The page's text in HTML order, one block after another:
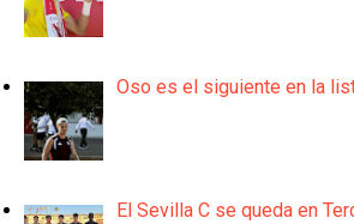
Oso es el siguiente en la
El Sevilla C se queda en